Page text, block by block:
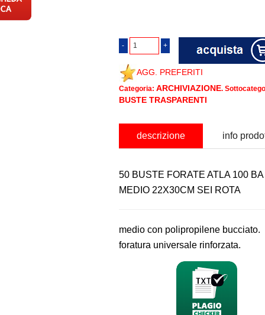
AGG. PREFERITI
Categoria: ARCHIVIAZIONE.
BUSTE TRASPARENTI
descrizione info
50 BUSTE FORATE ATLA 100 BA
MEDIO 22X30CM SEI ROTA
medio con polipropilene bucciato.
foratura universale rinforzata.